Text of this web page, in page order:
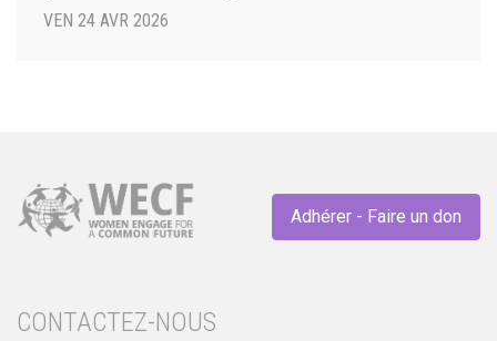
VEN 24 AVR 2026
Adhérer - Faire un don
CONTACTEZ-NOUS